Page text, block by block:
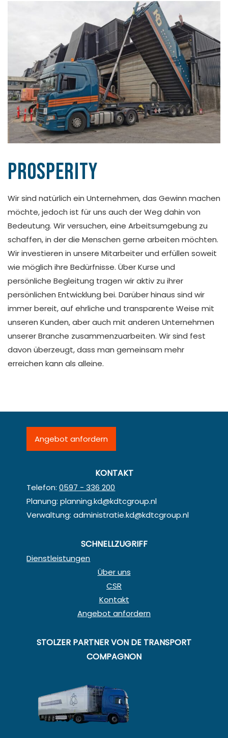
Prosperity
Wir sind natürlich ein Unternehmen, das Gewinn machen
möchte, jedoch ist für uns auch der Weg dahin von
Bedeutung. Wir versuchen, eine Arbeitsumgebung zu
schaffen, in der die Menschen gerne arbeiten möchten.
Wir investieren in unsere Mitarbeiter und erfüllen soweit
wie möglich ihre Bedürfnisse. Über Kurse und
persönliche Begleitung tragen wir aktiv zu ihrer
persönlichen Entwicklung bei. Darüber hinaus sind wir
immer bereit, auf ehrliche und transparente Weise mit
unseren Kunden, aber auch mit anderen Unternehmen
unserer Branche zusammenzuarbeiten. Wir sind fest
davon überzeugt, dass man gemeinsam mehr
erreichen kann als alleine.
Angebot anfordern
KONTAKT
Telefon:0597 - 336 200
Planung:planning.kd@kdtcgroup.nl
Verwaltung:administratie.kd@kdtcgroup.nl
SCHNELLZUGRIFF
Dienstleistungen
Über uns
CSR
Kontakt
Angebot anfordern
STOLZER PARTNER VON DE TRANSPORT
COMPAGNON